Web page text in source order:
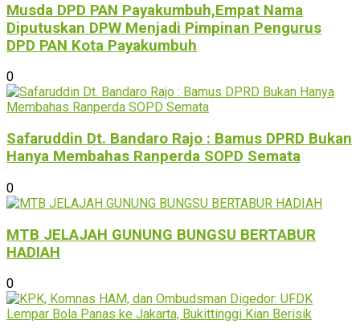
Musda DPD PAN Payakumbuh,Empat Nama
Diputuskan DPW Menjadi Pimpinan Pengurus
DPD PAN Kota Payakumbuh
0
Safaruddin Dt. Bandaro Rajo : Bamus DPRD Bukan
Hanya Membahas Ranperda SOPD Semata
0
MTB JELAJAH GUNUNG BUNGSU BERTABUR
HADIAH
0